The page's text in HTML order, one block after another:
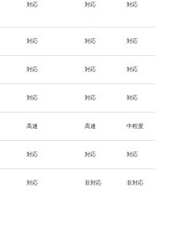
対応 対応 対応
対応 対応 対応
対応 対応 対応
対応 対応 対応
高速 高速 中程度
対応 対応 対応
対応 非対応 非対応